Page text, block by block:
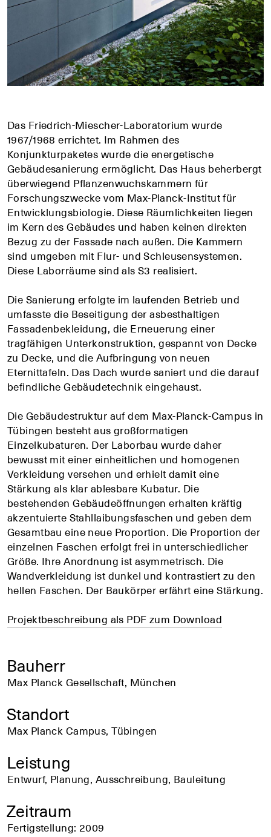
Das Friedrich-Miescher-Laboratorium wurde
1967/1968 errichtet. Im Rahmen des
Konjunkturpaketes wurde die energetische
Gebäudesanierung ermöglicht. Das Haus beherbergt
überwiegend Pflanzenwuchskammern für
Forschungszwecke vom Max-Planck-Institut für
Entwicklungsbiologie. Diese Räumlichkeiten liegen
im Kern des Gebäudes und haben keinen direkten
Bezug zu der Fassade nach außen. Die Kammern
sind umgeben mit Flur- und Schleusensystemen.
Diese Laborräume sind als S3 realisiert.
Die Sanierung erfolgte im laufenden Betrieb und
umfasste die Beseitigung der asbesthaltigen
Fassadenbekleidung, die Erneuerung einer
tragfähigen Unterkonstruktion, gespannt von Decke
zu Decke, und die Aufbringung von neuen
Eternittafeln. Das Dach wurde saniert und die darauf
befindliche Gebäudetechnik eingehaust.
Die Gebäudestruktur auf dem Max-Planck-Campus in
Tübingen besteht aus großformatigen
Einzelkubaturen. Der Laborbau wurde daher
bewusst mit einer einheitlichen und homogenen
Verkleidung versehen und erhielt damit eine
Stärkung als klar ablesbare Kubatur. Die
bestehenden Gebäudeöffnungen erhalten kräftig
akzentuierte Stahllaibungsfaschen und geben dem
Gesamtbau eine neue Proportion. Die Proportion der
einzelnen Faschen erfolgt frei in unterschiedlicher
Größe. Ihre Anordnung ist asymmetrisch. Die
Wandverkleidung ist dunkel und kontrastiert zu den
hellen Faschen. Der Baukörper erfährt eine Stärkung.
Projektbeschreibung als PDF zum Download
Bauherr
Max Planck Gesellschaft, München
Standort
Max Planck Campus, Tübingen
Leistung
Entwurf, Planung, Ausschreibung, Bauleitung
Zeitraum
Fertigstellung: 2009